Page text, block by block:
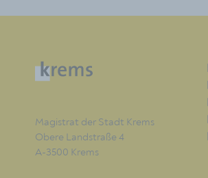
Magistrat der Stadt Krems
Obere Landstraße 4
A-3500 Krems